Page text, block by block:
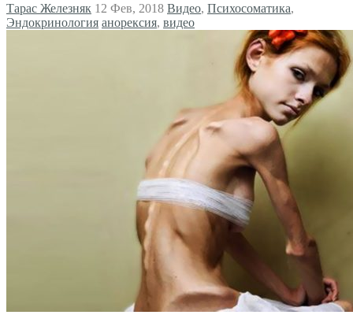
Тарас Железняк 12 Фев, 2018 Видео, Психосоматика,
Эндокринология анорексия, видео